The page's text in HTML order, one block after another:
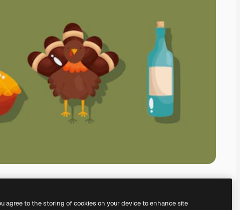
agree to the storing of cookies on your device to enhance site